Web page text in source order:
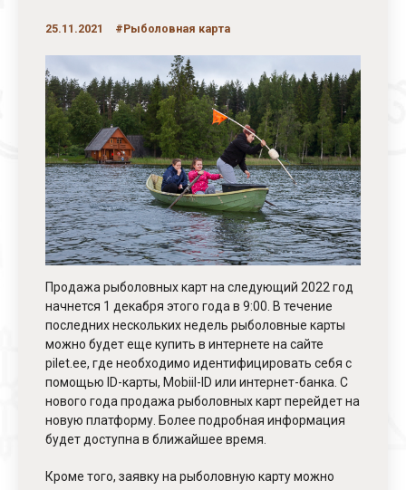
25.11.2021 #Рыболовная карта
Продажа рыболовных карт на следующий 2022 год
начнется 1 декабря этого года в 9:00. В течение
последних нескольких недель рыболовные карты
можно будет еще купить в интернете на сайте
pilet.ee, где необходимо идентифицировать себя с
помощью ID-карты, Mobiil-ID или интернет-банка. С
нового года продажа рыболовных карт перейдет на
новую платформу. Более подробная информация
будет доступна в ближайшее время.
Кроме того, заявку на рыболовную карту можно